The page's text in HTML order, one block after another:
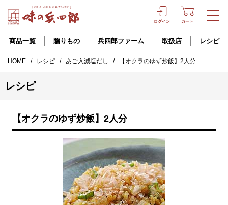
ログイン カート
商品一覧 贈りもの 兵四郎ファーム 取扱店 レシピ
HOME / レシピ / あご入減塩だし / 【オクラのゆず炒飯】2人分
レシピ
【オクラのゆず炒飯】2人分